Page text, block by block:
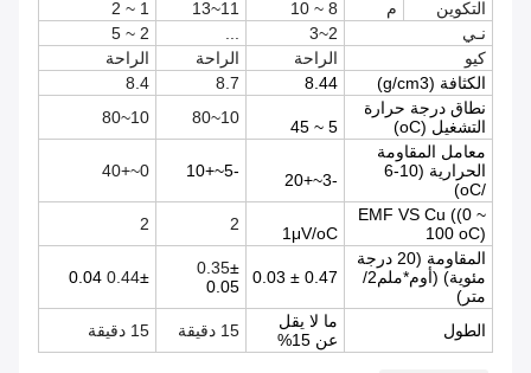
التكوين م 8 ~ 10
11~13
1 ~ 2
نـي
2~3
...
2 ~ 5
كيو
الراحة الراحة
الراحة
الكثافة (g/cm3)
8.44
8.7
8.4
نطاق درجة حرارة
التشغيل (oC)
5 ~ 45
10~80
10~80
معامل المقاومة
الحرارية (10-6
/oC)
-3~+20
-5~+10
0~+40
EMF VS Cu ((0 ~
100 oC)
1μV/oC
2
2
المقاومة (20 درجة
مئوية) (أوم*ملم2/
متر)
0.47 ± 0.03
0.35±
0.05
0.44± 0.04
الطول
ما لا يقل
عن 15%
15 دقيقة 15 دقيقة